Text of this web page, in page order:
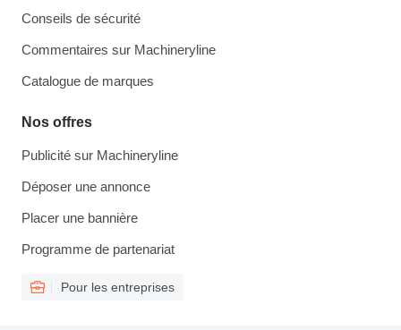
Conseils de sécurité
Commentaires sur Machineryline
Catalogue de marques
Nos offres
Publicité sur Machineryline
Déposer une annonce
Placer une bannière
Programme de partenariat
Pour les entreprises